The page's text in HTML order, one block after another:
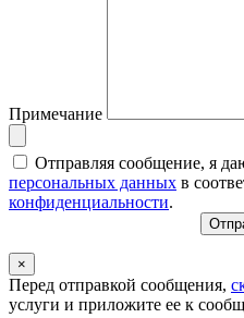
Примечание
Отправляя сообщение, я
персональных данных в
конфиденциальности.
×
Перед отправкой сообщения,
услуги и приложите ее к